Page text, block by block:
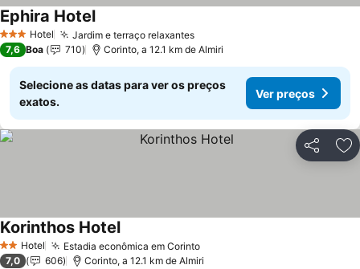
3 EstrelasHotel Jardim e terraço relaxantes
Ephira Hotel
7,6 Boa 710 Corinto, a 12.1 km de Almiri
Selecione as datas para ver os preços
exatos.
Ver preços
Partilhar
2 Estrelas
Hotel Estadia econômica em Corinto
Korinthos Hotel
7,0 606 Corinto, a 12.1 km de Almiri